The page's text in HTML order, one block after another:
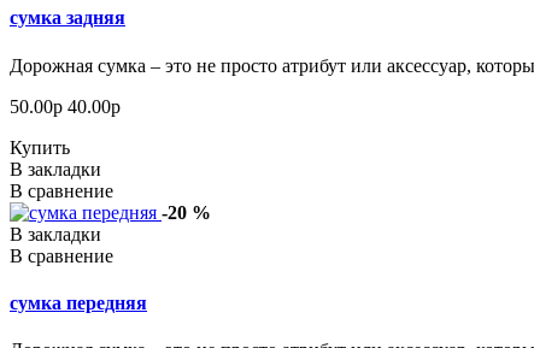
сумка задняя
Дорожная сумка – это не просто атрибут или аксессуар,
50.00р 40.00р
Купить
В закладки
В сравнение
-20 %
В закладки
В сравнение
сумка передняя